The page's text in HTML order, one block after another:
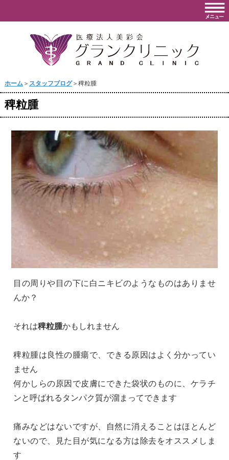
ホーム＞ スタッフブログ＞稗粒腫
稗粒腫
目の周りや目の下に白ニキビのようなものはありませ
んか？
それは稗粒腫かもしれません
稗粒腫は良性の腫瘍で、できる原因はよく分かってい
ません
何かしらの原因で皮膚にできた袋状のものに、ケラチ
ンと呼ばれるタンパク質が溜まってできます
痛みなどはないですが、自然に消えることはほとんど
ないので、見た目が気になる方は除去をオススメしま
す